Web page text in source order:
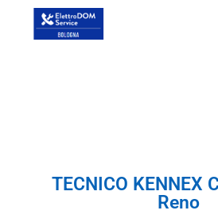
TECNICO KENNEX
Reno